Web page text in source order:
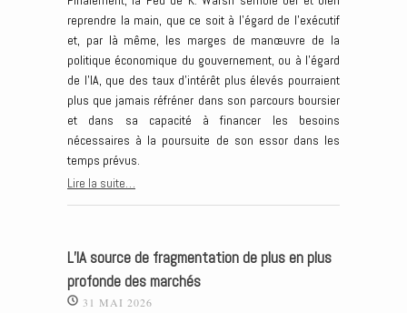
reprendre la main, que ce soit à l’égard de l’exécutif
et, par là même, les marges de manœuvre de la
politique économique du gouvernement, ou à l’égard
de l’IA, que des taux d’intérêt plus élevés pourraient
plus que jamais réfréner dans son parcours boursier
et dans sa capacité à financer les besoins
nécessaires à la poursuite de son essor dans les
temps prévus.
Lire la suite…
L’IA source de fragmentation de plus en plus
profonde des marchés
31 MAI 2026